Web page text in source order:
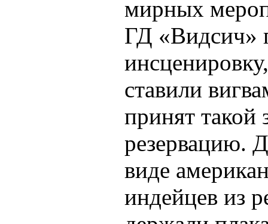
мирных
ГД «Видсич»
ставили
принят такой
резервацию.
виде
индейцев из